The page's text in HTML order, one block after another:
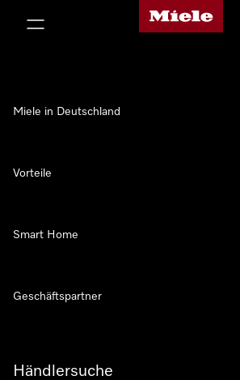
Miele-Homepage
Händlersuche
Miele in Deutschland
Vorteile
Smart Home
Geschäftspartner